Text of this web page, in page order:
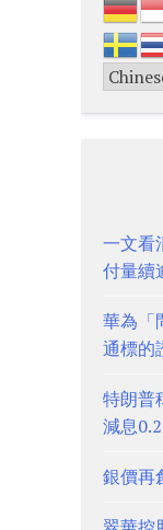
一文看
付量續
華為「
通標的
特朗普
減息
銀價